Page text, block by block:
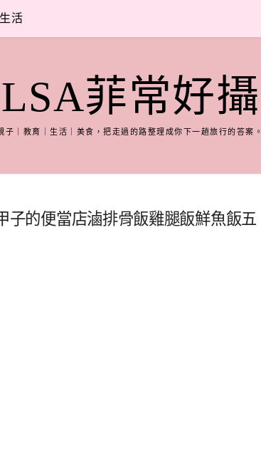
活
菲常好攝
子｜教育｜生活｜美食，把走過的路整理成你下一趟旅行的答案。
子的便當店滷排骨飯雞腿飯鮮魚飯五